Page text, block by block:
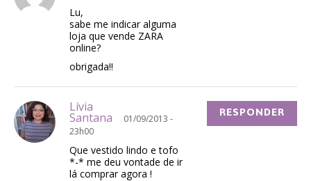
Lu,
sabe me indicar alguma
loja que vende ZARA
online?
obrigada!!
Lívia
Santana
01/09/2013 -
23h00
Que vestido lindo e tofo
*-* me deu vontade de ir
lá comprar agora !
RESPONDER